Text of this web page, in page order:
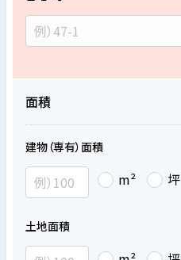
面積
建物（専有）面積
m² 坪
土地面積